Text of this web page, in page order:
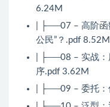
6.24M
| ├──07 – 高阶函
公民”？.pdf 8.52M
| ├──08 – 实战
序.pdf 3.62M
| ├──09 – 委托